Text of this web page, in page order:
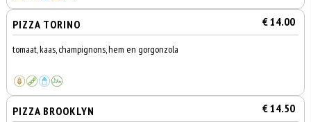
PIZZA TORINO € 14.00
tomaat, kaas, champignons, hem en gorgonzola
PIZZA BROOKLYN € 14.50